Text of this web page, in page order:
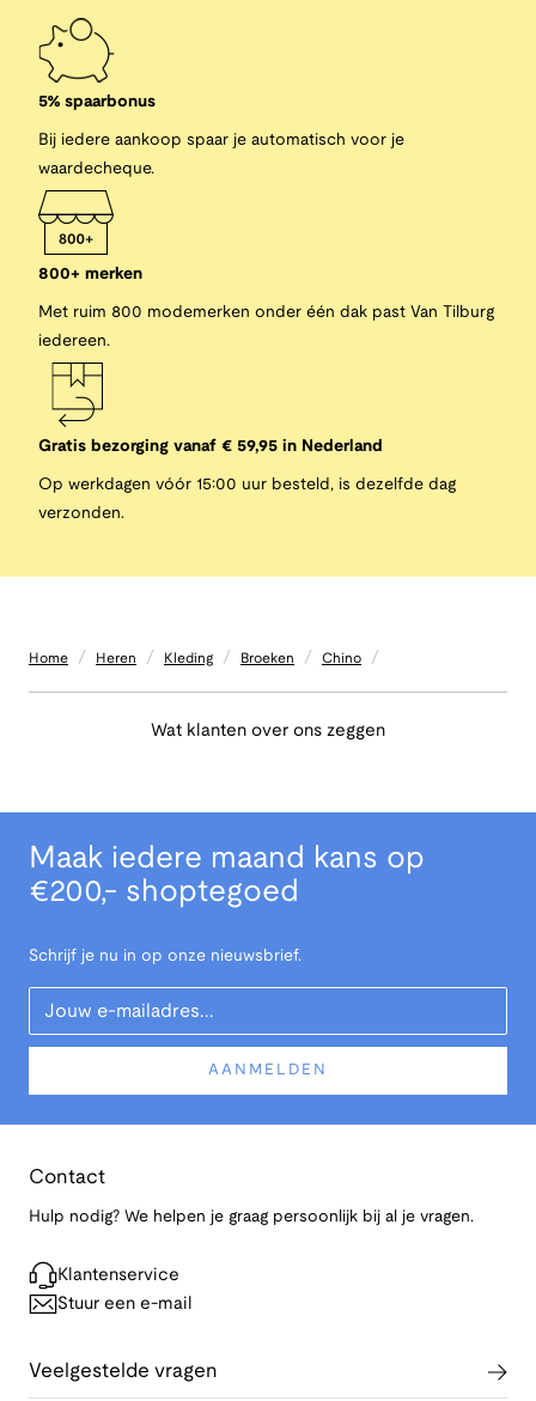
5% spaarbonus
Bij iedere aankoop spaar je automatisch voor je
waardecheque.
800+ merken
Met ruim 800 modemerken onder één dak past Van Tilburg
iedereen.
Gratis bezorging vanaf € 59,95 in Nederland
Op werkdagen vóór 15:00 uur besteld, is dezelfde dag
verzonden.
Home / Heren / Kleding / Broeken / Chino /
Wat klanten over ons zeggen
Maak iedere maand kans op
€200,- shoptegoed
Schrijf je nu in op onze nieuwsbrief.
Your Email
AANMELDEN
Contact
Hulp nodig? We helpen je graag persoonlijk bij al je vragen.
Klantenservice
Stuur een e-mail
Veelgestelde vragen